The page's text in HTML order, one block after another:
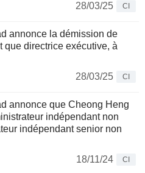
28/03/25
CI
annonce la démission de
que directrice exécutive, à
28/03/25
CI
annonce que Cheong Heng
indépendant non
indépendant senior non
18/11/24
CI